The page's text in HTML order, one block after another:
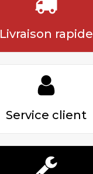
Livraison rapide
Service client